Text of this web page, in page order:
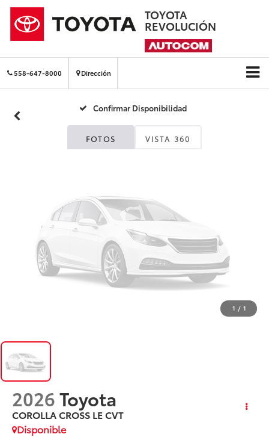
TOYOTA
REVOLUCIÓN
558-647-8000 Dirección
Confirmar Disponibilidad
FOTOS VISTA 360
Fotos No
Disponibles
Por favor, revise luego
1 / 1
2026Toyota
COROLLA CROSS LE CVT
Disponible